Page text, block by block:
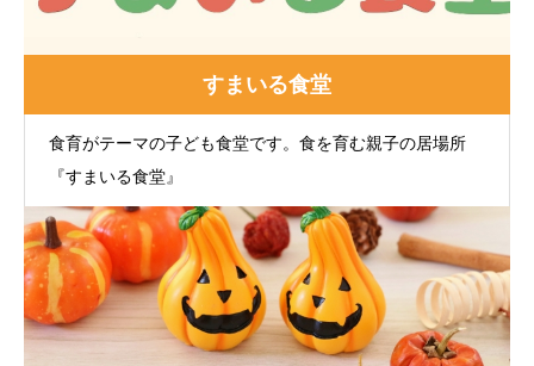
すまいる食堂
食育がテーマの子ども食堂です。食を育む親子の居場所
『すまいる食堂』